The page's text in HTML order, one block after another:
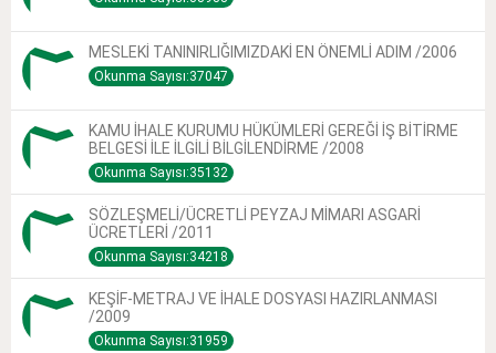
MESLEKİ TANINIRLIĞIMIZDAKİ EN ÖNEMLİ ADIM /2006
Okunma Sayısı:37047
KAMU İHALE KURUMU HÜKÜMLERİ GEREĞİ İŞ BİTİRME
BELGESİ İLE İLGİLİ BİLGİLENDİRME /2008
Okunma Sayısı:35132
SÖZLEŞMELİ/ÜCRETLİ PEYZAJ MİMARI ASGARİ
ÜCRETLERİ /2011
Okunma Sayısı:34218
KEŞİF-METRAJ VE İHALE DOSYASI HAZIRLANMASI
/2009
Okunma Sayısı:31959